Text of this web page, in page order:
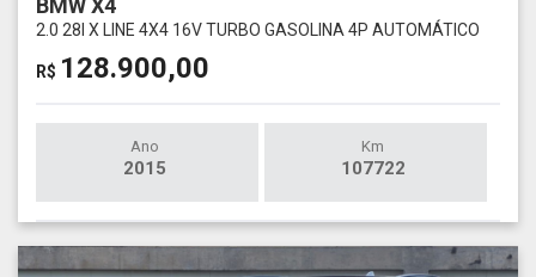
2.0 28I X LINE 4X4 16V TURBO GASOLINA 4P AUTOMÁTICO
R$ 128.900,00
Ano
2015
Km
107722